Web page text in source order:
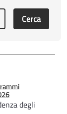
Cerca
degli